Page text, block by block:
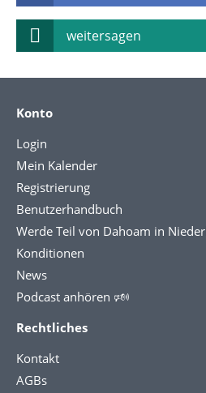
weitersagen
Konto
Login
Mein Kalender
Registrierung
Benutzerhandbuch
Werde Teil von Dahoam in
Konditionen
News
Podcast anhören 🕬
Rechtliches
Kontakt
AGBs